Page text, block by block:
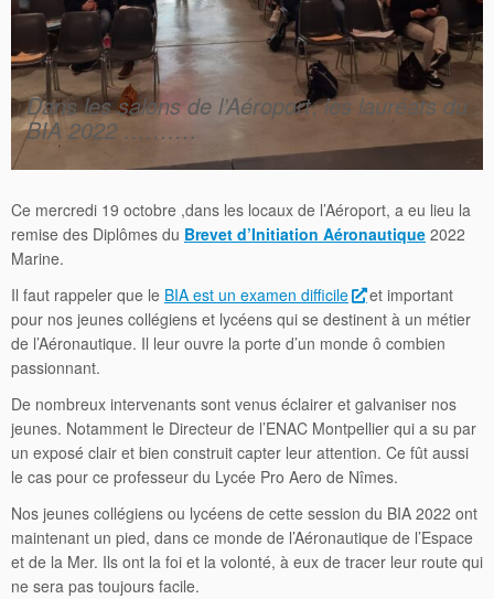
Dans les salons de l’Aéroport,les lauréats du
BIA 2022 ……….
Ce mercredi 19 octobre ,dans les locaux de l’Aéroport, a eu lieu la
remise des Diplômes du Brevet d’Initiation Aéronautique 2022
Marine.
Il faut rappeler que le BIA est un examen difficile
et important
pour nos jeunes collégiens et lycéens qui se destinent à un métier
de l’Aéronautique. Il leur ouvre la porte d’un monde ô combien
passionnant.
De nombreux intervenants sont venus éclairer et galvaniser nos
jeunes. Notamment le Directeur de l’ENAC Montpellier qui a su par
un exposé clair et bien construit capter leur attention. Ce fût aussi
le cas pour ce professeur du Lycée Pro Aero de Nîmes.
Nos jeunes collégiens ou lycéens de cette session du BIA 2022 ont
maintenant un pied, dans ce monde de l’Aéronautique de l’Espace
et de la Mer. Ils ont la foi et la volonté, à eux de tracer leur route qui
ne sera pas toujours facile.